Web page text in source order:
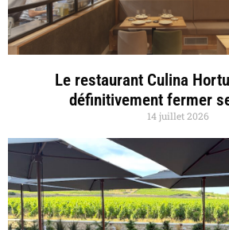
Le restaurant Culina
définitivement fermer
14 juillet 2026